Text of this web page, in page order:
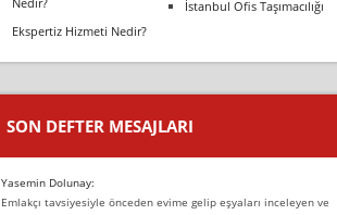
İstanbul Ofis Taşımacılığı
Ekspertiz Hizmeti Nedir?
SON DEFTER MESAJLARI
Yasemin Dolunay:
Emlakçı tavsiyesiyle önceden evime gelip eşyaları inceleyen ve